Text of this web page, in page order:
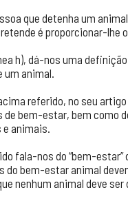
que detenha um
é proporcionar-lhe
h), dá-nos uma
um animal.
referido, no seu
bem-estar, bem como
animais.
fala-nos do “bem-estar”
do bem-estar animal
nenhum animal deve